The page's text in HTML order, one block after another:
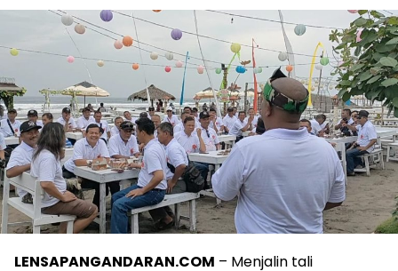
LENSAPANGANDARAN.COM – Menjalin tali